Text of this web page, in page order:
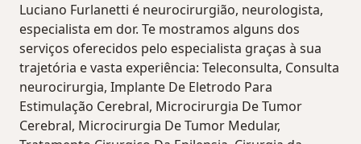
Luciano Furlanetti é neurocirurgião, neurologista,
especialista em dor. Te mostramos alguns dos
serviços oferecidos pelo especialista graças à sua
trajetória e vasta experiência: Teleconsulta, Consulta
neurocirurgia, Implante De Eletrodo Para
Estimulação Cerebral, Microcirurgia De Tumor
Cerebral, Microcirurgia De Tumor Medular,